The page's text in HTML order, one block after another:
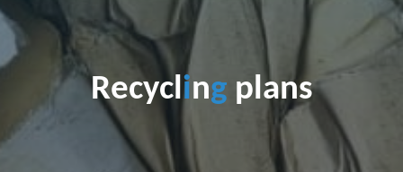
Recycling plans